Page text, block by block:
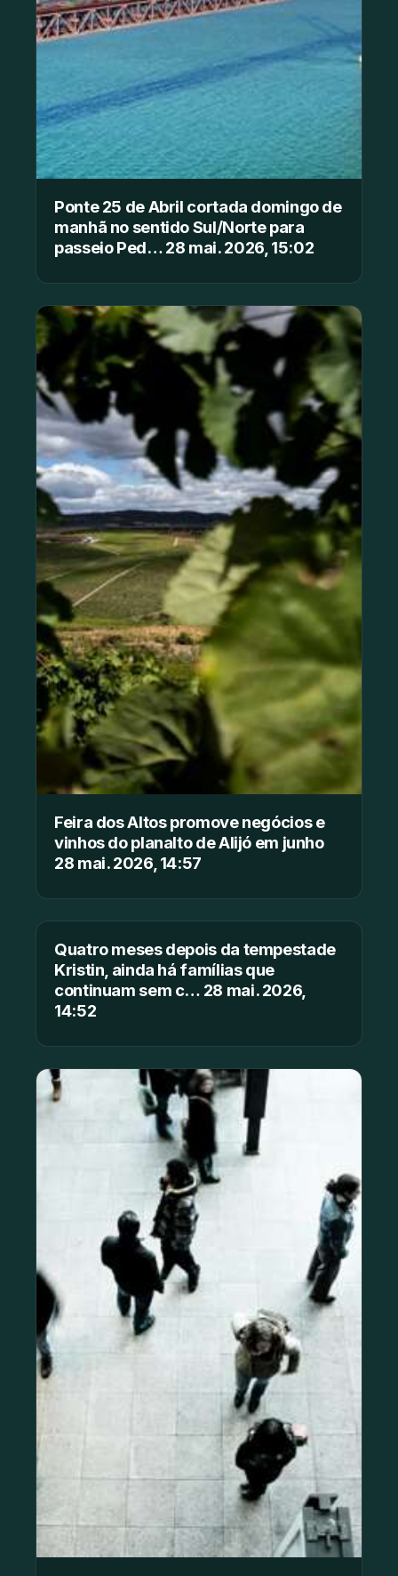
Ponte 25 de Abril cortada domingo de
manhã no sentido Sul/Norte para
passeio Ped… 28 mai. 2026, 15:02
Feira dos Altos promove negócios e
vinhos do planalto de Alijó em junho
28 mai. 2026, 14:57
Quatro meses depois da tempestade
Kristin, ainda há famílias que
continuam sem c… 28 mai. 2026,
14:52